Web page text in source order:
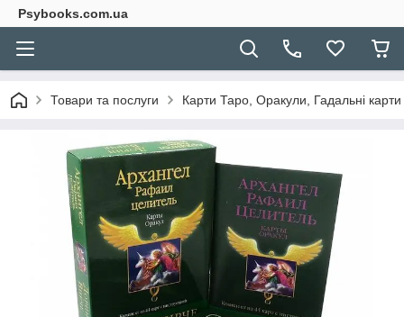
Psybooks.com.ua
Товари та послуги Карти Таро, Оракули, Гадальні карти